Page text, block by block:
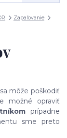
Zapaľovanie
môže poškodiť
možné opraviť
prípadne
sme preto